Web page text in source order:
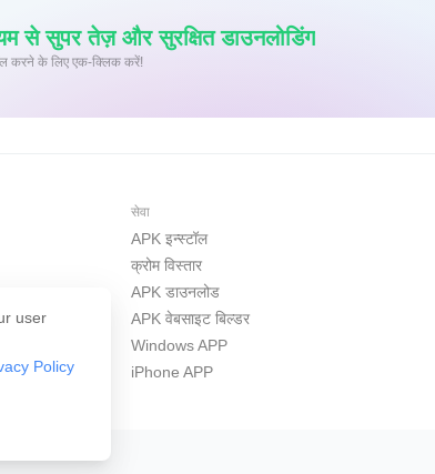
से सुपर तेज़ और सुरक्षित डाउनलोडिंग
APK फ़ाइलें इंस्टॉल करने के लिए एक-क्लिक करें!
user
Policy
सेवा
APK इन्स्टॉल
क्रोम विस्तार
APK डाउनलोड
APK वेबसाइट बिल्डर
Windows APP
iPhone APP